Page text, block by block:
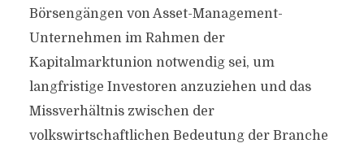
Börsengängen von Asset-Management-
Unternehmen im Rahmen der
Kapitalmarktunion notwendig sei, um
langfristige Investoren anzuziehen und das
Missverhältnis zwischen der
volkswirtschaftlichen Bedeutung der Branche